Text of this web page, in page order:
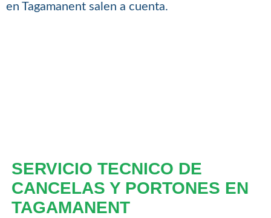
en Tagamanent salen a cuenta.
SERVICIO TECNICO DE
CANCELAS Y PORTONES EN
TAGAMANENT